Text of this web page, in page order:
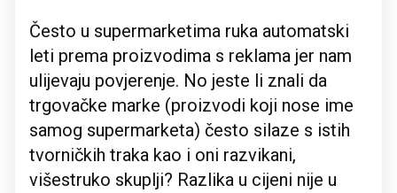
Često u supermarketima ruka automatski
leti prema proizvodima s reklama jer nam
ulijevaju povjerenje. No jeste li znali da
trgovačke marke (proizvodi koji nose ime
samog supermarketa) često silaze s istih
tvorničkih traka kao i oni razvikani,
višestruko skuplji? Razlika u cijeni nije u